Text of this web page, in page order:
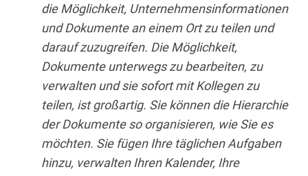
die Möglichkeit, Unternehmensinformationen
und Dokumente an einem Ort zu teilen und
darauf zuzugreifen. Die Möglichkeit,
Dokumente unterwegs zu bearbeiten, zu
verwalten und sie sofort mit Kollegen zu
teilen, ist großartig. Sie können die Hierarchie
der Dokumente so organisieren, wie Sie es
möchten. Sie fügen Ihre täglichen Aufgaben
hinzu, verwalten Ihren Kalender, Ihre